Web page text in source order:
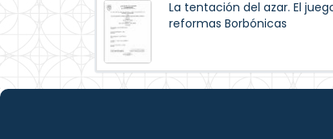
La tentación del azar. El
reformas Borbónicas